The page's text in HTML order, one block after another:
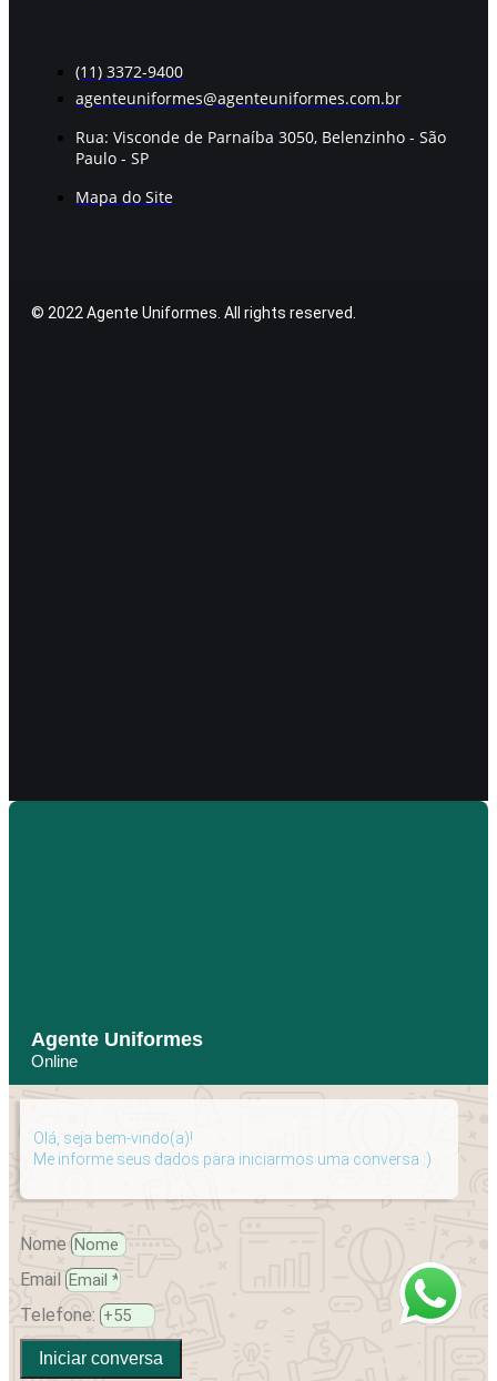
(11) 3372-9400
agenteuniformes@agenteuniformes.com.br
Rua: Visconde de Parnaíba 3050, Belenzinho - São
Paulo - SP
Mapa do Site
© 2022 Agente Uniformes. All rights reserved.
Agente Uniformes
Online
Olá, seja bem-vindo(a)!
Me informe seus dados para iniciarmos uma conversa :)
Nome
Email
Telefone:
Iniciar conversa